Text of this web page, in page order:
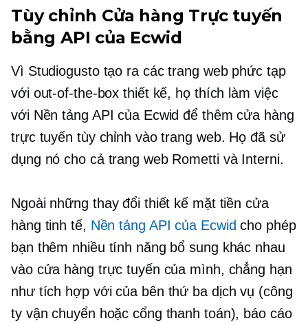
Tùy chỉnh Cửa hàng Trực tuyến
bằng API của Ecwid
Vì Studiogusto tạo ra các trang web phức tạp
với out-of-the-box thiết kế, họ thích làm việc
với Nền tảng API của Ecwid để thêm cửa hàng
trực tuyến tùy chỉnh vào trang web. Họ đã sử
dụng nó cho cả trang web Rometti và Interni.
Ngoài những thay đổi thiết kế mặt tiền cửa
hàng tinh tế, Nền tảng API của Ecwid cho phép
bạn thêm nhiều tính năng bổ sung khác nhau
vào cửa hàng trực tuyến của mình, chẳng hạn
như tích hợp vớicủa bên thứ badịch vụ (công
ty vận chuyển hoặc cổng thanh toán), báo cáo